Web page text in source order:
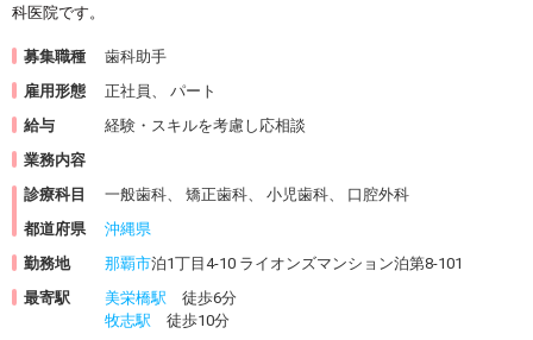
科医院です。
募集職種
歯科助手
雇用形態
正社員、 パート
給与
経験・スキルを考慮し応相談
業務内容
診療科目
一般歯科、 矯正歯科、 小児歯科、 口腔外科
都道府県
沖縄県
勤務地
那覇市泊1丁目4-10 ライオンズマンション泊第8-101
最寄駅
美栄橋駅 徒歩6分
牧志駅 徒歩10分